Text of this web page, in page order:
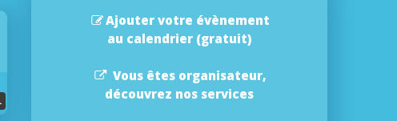
Ajouter votre évènement
au calendrier (gratuit)
Vous êtes organisateur,
découvrez nos services